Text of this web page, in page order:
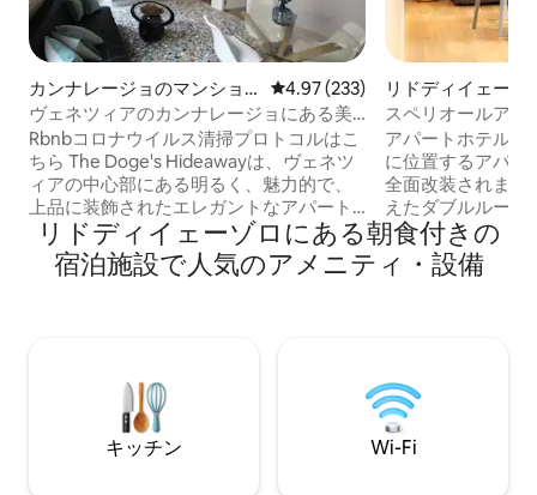
カンナレージョのマンショ
ン・アパート
レビュー233件、5つ星中4.97つ
4.97 (233)
ヴェネツィアのカンナレージョにある美
しくスタイリッシュなアパート
Rbnbコロナウイルス清掃プロトコルはこ
ちら The Doge's Hideawayは、ヴェネツ
ィアの中心部にある明るく、魅力的で、
上品に装飾されたエレガントなアパート
です。 このスタイリッシュなアパートメ
ントは70平方メートルで、最大4名様まで
快適にご宿泊いただけます。 Il
で、4名様まで快適にご宿泊いただけま
リドディイェーゾ
ョン・アパート
スペリオールアパ
アパートホテル・
に位置するアパー
全面改装されまし
えたダブルルー
ァベッドを備えた
ダクションホブと
ッチンエリアで構
ル1つ＋デッキチ
利用の場合。朝食
ます。
リドディイェーゾロにある朝食付きの
宿泊施設で人気のアメニティ・設備
キッチン Wi-Fi